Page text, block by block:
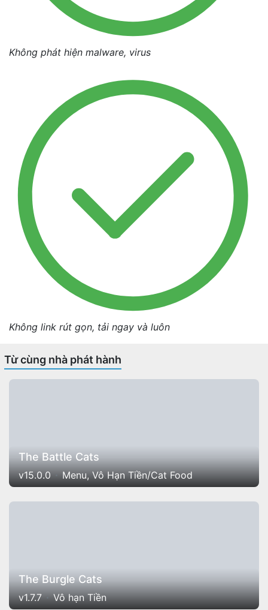
Không phát hiện malware, virus
Không link rút gọn, tải ngay và luôn
Từ cùng nhà phát hành
The Battle Cats
v15.0.0 Menu, Vô Hạn Tiền/Cat Food
The Burgle Cats
v1.7.7 Vô hạn Tiền